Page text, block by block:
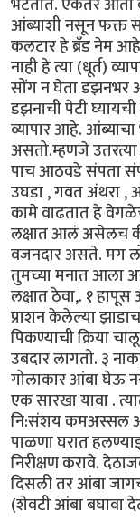
आंब्याशी नसून फक्त
कलटार हे ब्रँड नेम आहे
नाही हे त्या (धूर्त)
सोंग न घेता डझनभर
डझनाची पेटी
व्यापार आहे.
असतो.म्हणजे
पाच आठवडे संपता
उघडा , गवत अंथरा ,
कामे वाढतात हे
लक्षात आलं असेलच की
वजनदार असते. मग
तुमच्या मनात आला
लक्षात ठेवा,. १
प्राशन केलेल्या
पिकण्याची क्रिया
उबदार लागतो. ३
गोलाकार आंबा घेऊ
एक सारखा यावा .
नि:संशय कमअस्सल
पाळणा घरात
निरीक्षण करावे.
दिसली तर आंबा
(शेवटी आंबा बघावा